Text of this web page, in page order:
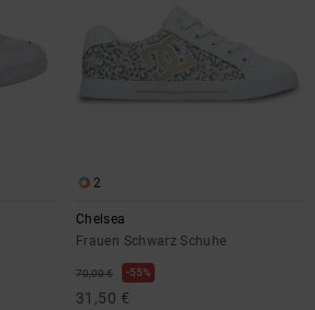
2
Chelsea
Frauen Schwarz Schuhe
70,00 € 55%
31,50 €